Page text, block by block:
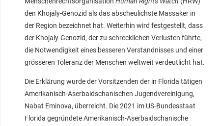
den Khojaly-Genozid als das abscheulichste Massaker in
der Region bezeichnet hat. Weiterhin wird festgestellt, dass
der Khojaly-Genozid, der zu schrecklichen Verlusten führte,
die Notwendigkeit eines besseren Verständnisses und einer
grösseren Toleranz der Menschen weltweit verdeutlicht hat.
Die Erklärung wurde der Vorsitzenden der in Florida tätigen
Amerikanisch-Aserbaidschanischen Jugendvereinigung,
Nabat Eminova, überreicht. Die 2021 im US-Bundesstaat
Florida gegründete Amerikanisch-Aserbaidschanische